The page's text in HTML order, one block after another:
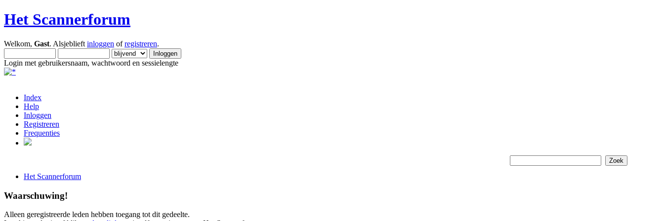
Het Scannerforum
Welkom, Gast. Alsjeblieft inloggen ofregistreren.
Login met gebruikersnaam, wachtwoord en sessielengte
Index
Help
Inloggen
Registreren
Frequenties
Het Scannerforum
Waarschuwing!
Alleen geregistreerde leden hebben toegang tot dit gedeelte.